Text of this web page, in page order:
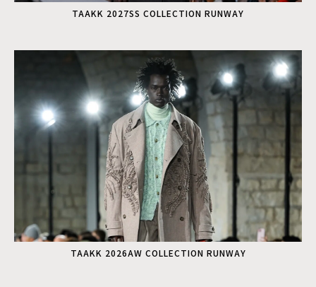
TAAKK 2027SS COLLECTION RUNWAY
TAAKK 2026AW COLLECTION RUNWAY